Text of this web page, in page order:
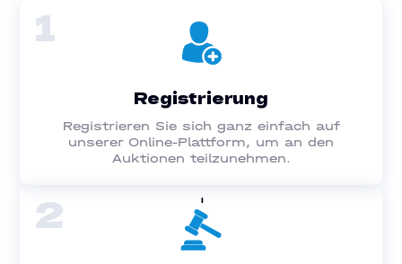
1
Registrierung
Registrieren Sie sich ganz einfach auf
unserer Online-Plattform, um an den
Auktionen teilzunehmen.
2